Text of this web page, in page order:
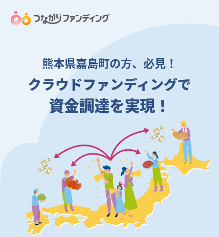
熊本県嘉島町の方、必見！
クラウドファンディングで
資金調達を実現！